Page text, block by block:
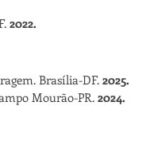
2022.
Brasília-DF. 2025.
Mourão-PR. 2024.